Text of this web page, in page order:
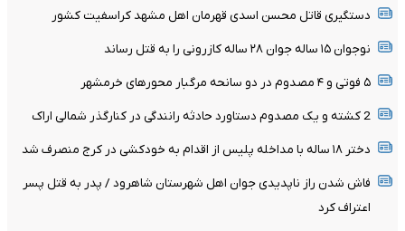
دستگیری قاتل محسن اسدی قهرمان اهل مشهد کراسفیت کشور
نوجوان ۱۵ ساله جوان ۲۸ ساله کازرونی را به قتل رساند
۵ فوتی و ۴ مصدوم در دو سانحه مرگبار محورهای خرمشهر
2 کشته و یک مصدوم دستاورد حادثه رانندگی در کنارگذر شمالی اراک
دختر ۱۸ ساله با مداخله پلیس از اقدام به خودکشی در کرج منصرف شد
فاش شدن راز ناپدیدی جوان اهل شهرستان شاهرود / پدر به قتل پسر
اعتراف کرد